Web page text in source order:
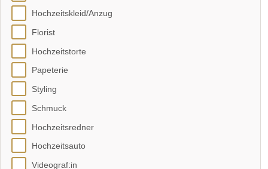
Hochzeitskleid/Anzug
Florist
Hochzeitstorte
Papeterie
Styling
Schmuck
Hochzeitsredner
Hochzeitsauto
Videograf:in